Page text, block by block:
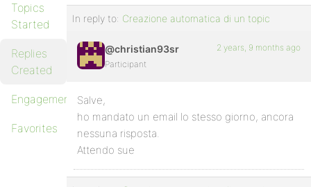
Topics
Started
Replies
Created
Engagements
Favorites
In reply to: Creazione automatica di un topic
@christian93sr
Participant
2 years, 9 months ago
Salve,
ho mandato un email lo stesso giorno, ancora
nessuna risposta.
Attendo sue